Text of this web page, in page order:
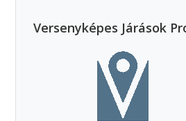
Versenyképes Járások